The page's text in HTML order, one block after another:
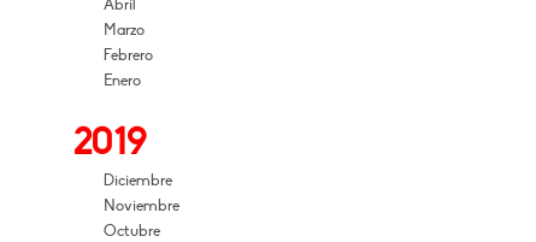
Abril
Marzo
Febrero
Enero
2019
Diciembre
Noviembre
Octubre